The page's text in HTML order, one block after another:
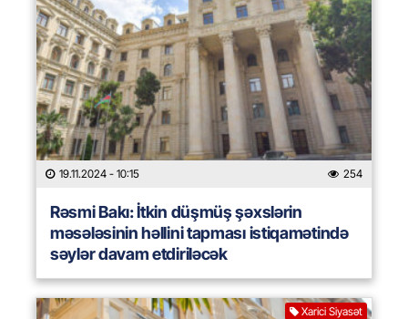
19.11.2024 - 10:15 254
Rəsmi Bakı: İtkin düşmüş şəxslərin
məsələsinin həllini tapması istiqamətində
səylər davam etdiriləcək
Xarici Siyasət